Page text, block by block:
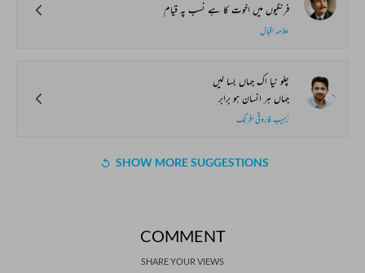
فرنگيوں ميں اخوت کا ہے نسب پہ قيام
علامہ اقبال
چلو نیا اک جہاں بسا لیں
جہاں ہر انسان ہو برابر
زہیب فاروقی افرنگ
SHOW MORE SUGGESTIONS
COMMENT
SHARE YOUR VIEWS